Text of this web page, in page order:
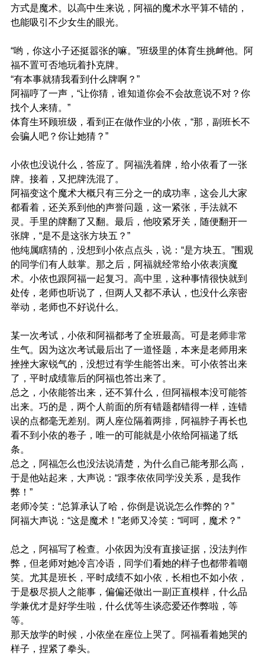
方式是魔术。以高中生来说，阿福的魔术水平算不错的，
也能吸引不少女生的眼光。
“哟，你这小子还挺嚣张的嘛。”班级里的体育生挑衅他。阿
福不置可否地玩着扑克牌。
“有本事就猜我看到什么牌啊？”
阿福哼了一声，“让你猜，谁知道你会不会故意说不对？你
找个人来猜。”
体育生环顾班级，看到正在做作业的小依，“那，副班长不
会骗人吧？你让她猜？”
小依也没说什么，答应了。阿福洗着牌，给小依看了一张
牌。接着，又把牌洗混了。
阿福变这个魔术大概只有三分之一的成功率，这会儿大家
都看着，还关系到他的声誉问题，这一紧张，手法就不
灵。手里的牌翻了又翻。最后，他咬紧牙关，随便翻开一
张牌，“是不是这张方块五？”
他纯属瞎猜的，没想到小依点点头，说：“是方块五。”围观
的同学们有人鼓掌。那之后，阿福就经常给小依表演魔
术。小依也跟阿福一起复习。高中里，这种事情很快就到
处传，老师也听说了，但两人又都不承认，也没什么亲密
举动，老师也不好说什么。
某一次考试，小依和阿福都考了全班最高。可是老师非常
生气。因为这次考试最后出了一道怪题，本来是老师用来
挫挫大家锐气的，没想过有学生能答出来。可小依答出来
了，平时成绩靠后的阿福也答出来了。
总之，小依能答出来，还不算什么，但阿福根本没可能答
出来。巧的是，两个人前面的所有错题都错得一样，连错
误的点都毫无差别。两人座位隔着两排，阿福脖子再长也
看不到小依的卷子，唯一的可能就是小依给阿福递了纸
条。
总之，阿福怎么也没法说清楚，为什么自己能考那么高，
于是他站起来，大声说：“跟李依依同学没关系，是我作
弊！”
老师冷笑：“总算承认了哈，你倒是说说怎么作弊的？”
阿福大声说：“这是魔术！”老师又冷笑：“呵呵，魔术？”
总之，阿福写了检查。小依因为没有直接证据，没法判作
弊，但老师对她冷言冷语，同学们看她的样子也都带着嘲
笑。尤其是班长，平时成绩不如小依，长相也不如小依，
于是极尽损人之能事，偏偏还做出一副正直模样，什么品
学兼优才是好学生啦，什么优等生谈恋爱还作弊啦，等
等。
那天放学的时候，小依坐在座位上哭了。阿福看着她哭的
样子，捏紧了拳头。